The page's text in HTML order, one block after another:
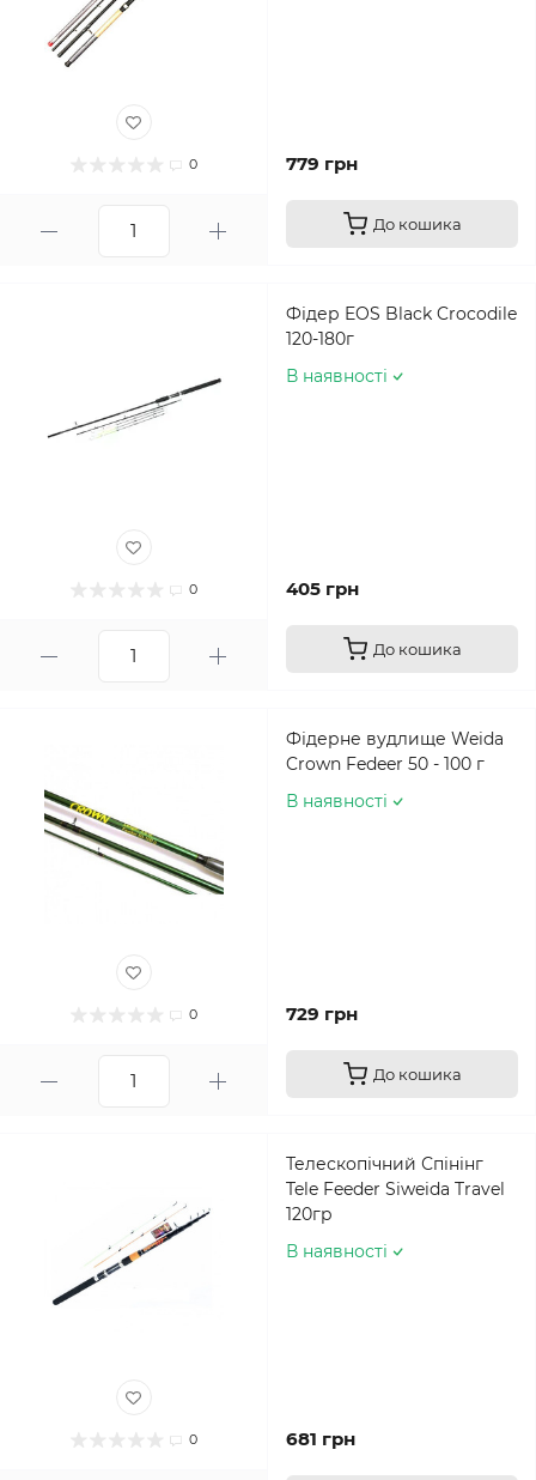
0 779 грн
До кошика
0
Фідер EOS Black Crocodile
120-180г
В наявності
405 грн
До кошика
0
Фідерне вудлище Weida
Crown Fedeer 50 - 100 г
В наявності
729 грн
До кошика
0
Телескопічний Спінінг
Tele Feeder Siweida Travel
120гр
В наявності
681 грн